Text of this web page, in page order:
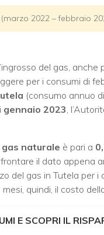
(marzo 2022 – febbraio
del gas,
per i consumi di
(consumo annuo
gennaio 2023 ,
naturale è pari a
il dato appena
del gas in Tutela per
quindi, il costo
E SCOPRI IL